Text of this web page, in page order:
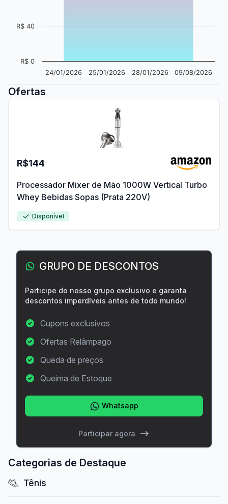
24/01/2026 25/01/2026 28/01/2026 09/08/2026
R$ 0
R$ 40
Ofertas
R$144
Processador Mixer de Mão 1000W Vertical Turbo
Whey Bebidas Sopas (Prata 220V)
Disponível
GRUPO DE DESCONTOS
Participe do nosso grupo exclusivo e garanta
descontos imperdíveis antes de todo mundo!
Cupons exclusivos
Ofertas Relâmpago
Queda de preços
Queima de Estoque
Whatsapp
Participar agora
Categorias de Destaque
Tênis